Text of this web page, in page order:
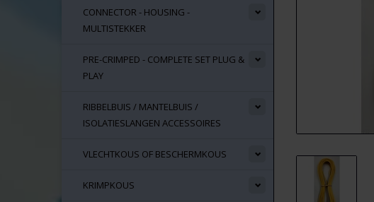
CONNECTOR - HOUSING -
MULTISTEKKER
PRE-CRIMPED - COMPLETE SET PLUG &
PLAY
RIBBELBUIS / MANTELBUIS /
ISOLATIESLANGEN ACCESSOIRES
VLECHTKOUS OF BESCHERMKOUS
KRIMPKOUS